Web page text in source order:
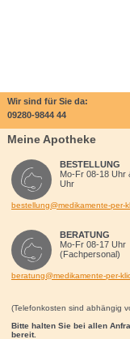
Wir sind für Sie da:
09280-9844 44
Meine Apotheke
BESTELLUNG
Mo-Fr 08-18 Uhr
Uhr
bestellung@medikamente-per-
BERATUNG
Mo-Fr 08-17 Uhr
(Fachpersonal)
beratung@medikamente-per-
(Telefonkosten sind abhängig
Bitte halten Sie bei allen
bereit.